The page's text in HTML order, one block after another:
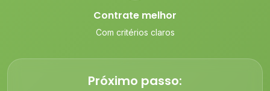
Contrate melhor
Com critérios claros
Próximo passo: